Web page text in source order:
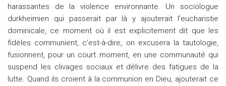
harassantes de la violence environnante. Un sociologue
durkheimien qui passerait par là y ajouterait l’eucharistie
dominicale, ce moment où il est explicitement dit que les
fidèles communient, c’est-à-dire, on excusera la tautologie,
fusionnent, pour un court moment, en une communauté qui
suspend les clivages sociaux et délivre des fatigues de la
lutte. Quand ils croient à la communion en Dieu, ajouterait ce